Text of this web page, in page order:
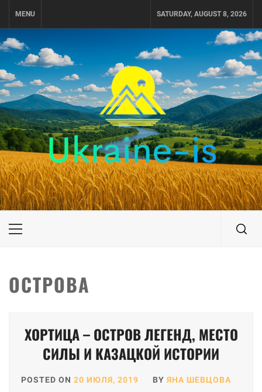
MENU SATURDAY, AUGUST 8, 2026
UKRAINE-IS
ПУТЕШЕСТВИЕ ПО УКРАИНЕ
Primary
ОСТРОВА
ХОРТИЦА – ОСТРОВ ЛЕГЕНД, МЕСТО
СИЛЫ И КАЗАЦКОЙ ИСТОРИИ
POSTED ON 20 ИЮЛЯ, 2019 BY ЯНА ШЕВЦОВА